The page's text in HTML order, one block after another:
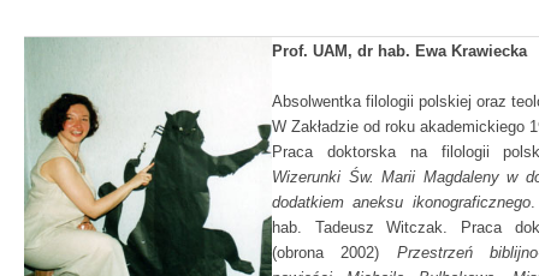
Prof. UAM, dr hab. Ewa Krawiecka
Absolwentka filologii polskiej oraz
W Zakładzie od roku akademickiego
Praca doktorska na filologii
Wizerunki Św. Marii Magdaleny w
dodatkiem aneksu ikonograficznego.
hab. Tadeusz Witczak. Praca
(obrona 2002) Przestrzeń